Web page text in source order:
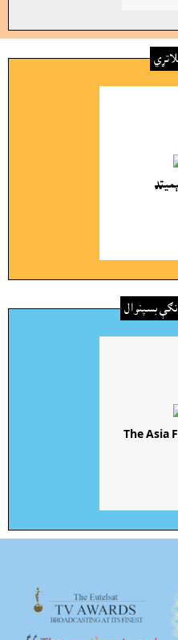
بسپنوال
The Asia